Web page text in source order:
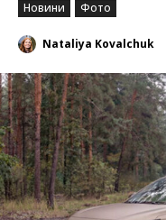
Новини Фото
Nataliya Kovalchuk